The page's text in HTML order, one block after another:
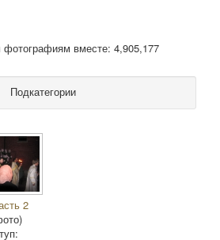
фотографиям вместе: 4,905,177
Подкатегории
2